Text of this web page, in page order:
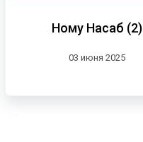
Ному Насаб (2)
03 июня 2025